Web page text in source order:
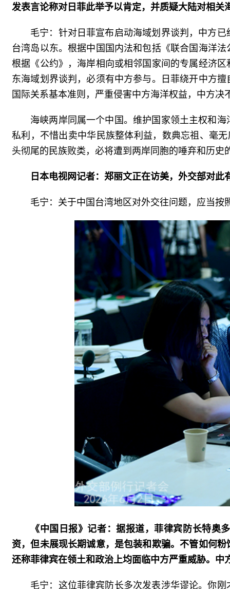
发表言论称对日菲此举予以肯定，并质疑大陆对相
毛宁：针对日菲宣布启动海域划界谈判，中方
台湾岛以东。根据中国国内法和包括《联合国海洋
根据《公约》，海岸相向或相邻国家间的专属经济
东海域划界谈判，必须有中方参与。日菲绕开中方
国际关系基本准则，严重侵害中方海洋权益，中方决
海峡两岸同属一个中国。维护国家领土主权和
私利，不惜出卖中华民族整体利益，数典忘祖、毫
头彻尾的民族败类，必将遭到两岸同胞的唾弃和历史
日本电视网记者：郑丽文正在访美，外交部对此
毛宁：关于中国台湾地区对外交往问题，应当按
《中国日报》记者：据报道，菲律宾防长特奥
资，但未展现长期诚意，是包装和欺骗。不管如何
还称菲律宾在领土和政治上均面临中方严重威胁。中
毛宁：这位菲律宾防长多次发表涉华谬论。你